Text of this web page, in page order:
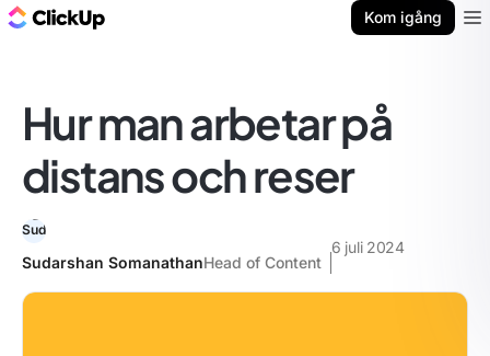
Kom igång
Hur man arbetar på
distans och reser
Sudarshan SomanathanHead of Content
6 juli 2024